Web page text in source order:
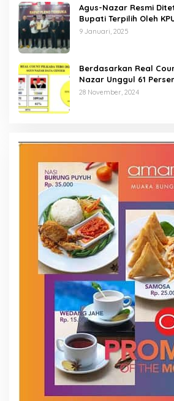
Agus-Nazar Resmi
Bupati Terpilih Oleh
9 Januari, 2025
Berdasarkan Real
Nazar Unggul 61
Hanya 39 Persen
28 November, 2024